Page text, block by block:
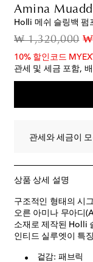
Amina
Holli 메쉬 슬링백 펌
₩ 1,320,000 ₩
10% 할인코드
관세 및 세금 포함,
관세와 세금이
상품 상세 설명
구조적인 형태의 시
오른 아미나 무아디
소재로 제작된 Holli
인티드 실루엣이 특
겉감: 패브릭